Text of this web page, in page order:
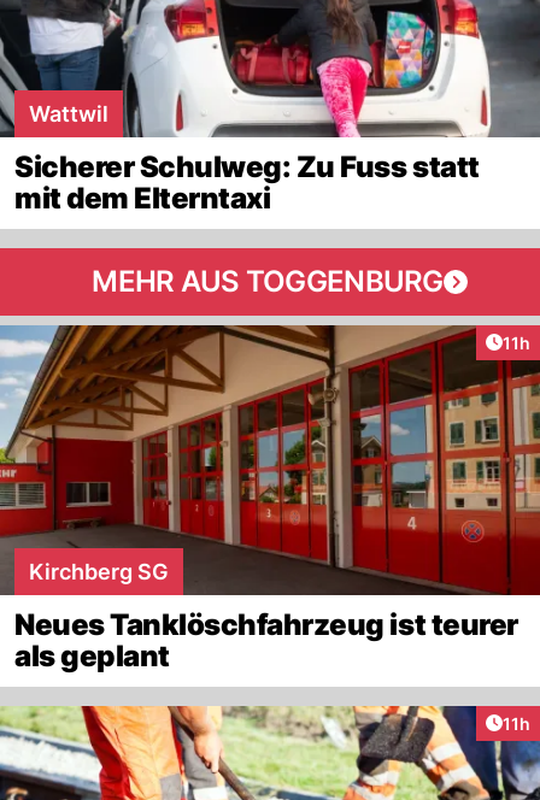
Wattwil
Sicherer Schulweg: Zu Fuss statt
mit dem Elterntaxi
MEHR AUS TOGGENBURG
11h
Kirchberg SG
Neues Tanklöschfahrzeug ist teurer
als geplant
11h